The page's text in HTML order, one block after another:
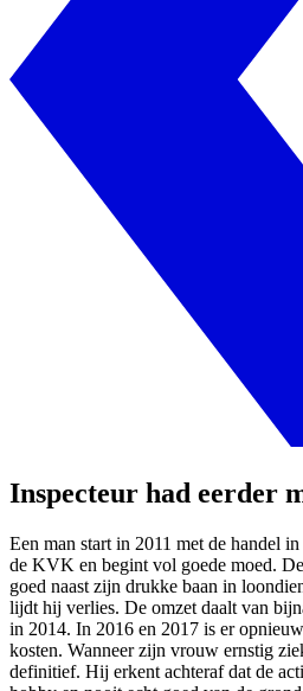
Inspecteur had eerder
Een man start in 2011 met de handel
de KVK en begint vol goede moed.
goed naast zijn drukke baan in
lijdt hij verlies. De omzet daalt van
in 2014. In 2016 en 2017 is er
kosten. Wanneer zijn vrouw ernstig
definitief. Hij erkent achteraf dat de